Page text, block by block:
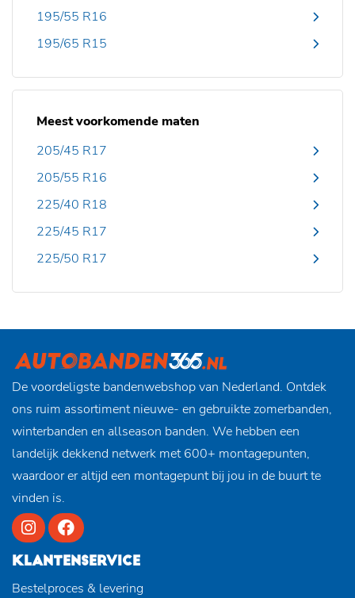
195/55 R16
195/65 R15
Meest voorkomende maten
205/45 R17
205/55 R16
225/40 R18
225/45 R17
225/50 R17
De voordeligste bandenwebshop van Nederland. Ontdek
ons ruim assortiment nieuwe- en gebruikte zomerbanden,
winterbanden en allseason banden. We hebben een
landelijk dekkend netwerk met 600+ montagepunten,
waardoor er altijd een montagepunt bij jou in de buurt te
vinden is.
KLANTENSERVICE
Bestelproces & levering